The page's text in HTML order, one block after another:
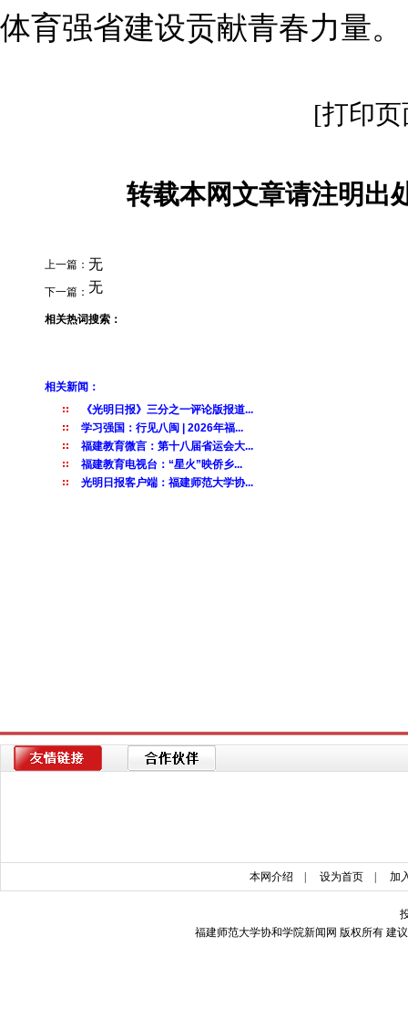
体育强省建设贡献青春力量。
[打印
转载本网文章请注明出
上一篇： 无
下一篇： 无
相关热词搜索：
相关新闻：
本网介绍 设为首页| 加
福建师范大学协和学院新闻网 版权所有 建